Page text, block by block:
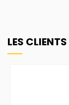
LES